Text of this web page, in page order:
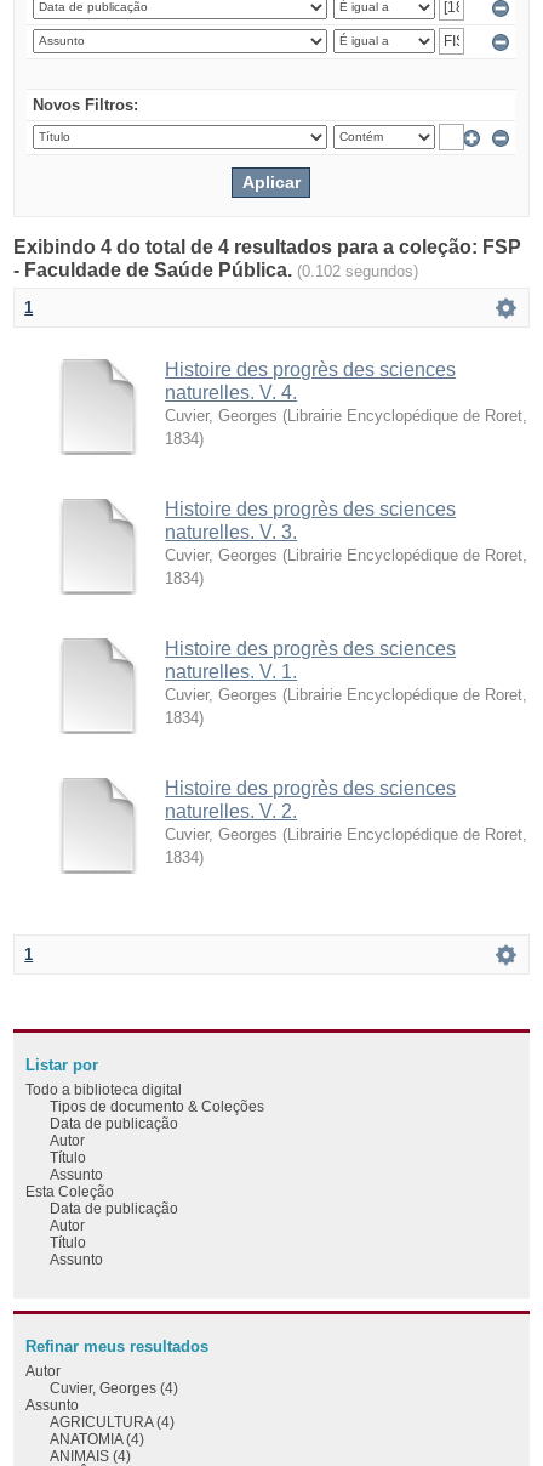
Novos Filtros:
Exibindo 4 do total de 4 resultados para a coleção: FSP
- Faculdade de Saúde Pública. (0.102 segundos)
1
Histoire des progrès des sciences
naturelles. V. 4.
Cuvier, Georges ( Librairie Encyclopédique de Roret
1834)
Histoire des progrès des sciences
naturelles. V. 3.
Cuvier, Georges ( Librairie Encyclopédique de Roret
1834)
Histoire des progrès des sciences
naturelles. V. 1.
Cuvier, Georges ( Librairie Encyclopédique de Roret
1834)
Histoire des progrès des sciences
naturelles. V. 2.
Cuvier, Georges ( Librairie Encyclopédique de Roret
1834)
1
Listar por
Todo a biblioteca digital
Tipos de documento & Coleções
Data de publicação
Autor
Título
Assunto
Esta Coleção
Data de publicação
Autor
Título
Assunto
Refinar meus resultados
Autor
Cuvier, Georges (4)
Assunto
AGRICULTURA (4)
ANATOMIA (4)
ANIMAIS (4)